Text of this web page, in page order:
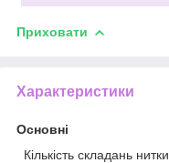
Приховати
Характеристики
Основні
Кількість складань нитки